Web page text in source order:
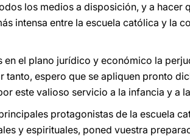
los medios a disposición, y a hacer
intensa entre la escuela católica y la
el plano jurídico y económico la
tanto, espero que se apliquen pronto
este valioso servicio a la infancia y a
protagonistas de la escuela
y espirituales, poned vuestra